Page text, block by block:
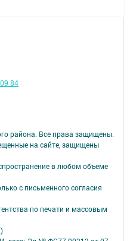
района. Все права защищены.
на сайте, защищены
в любом объеме
с письменного согласия
по печати и массовым
84